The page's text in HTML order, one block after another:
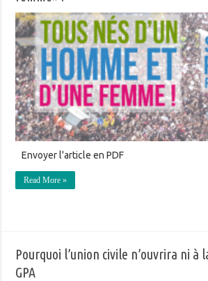
Envoyer l'article en PDF
Read More »
Pourquoi l’union civile n’ouvrira ni à
GPA